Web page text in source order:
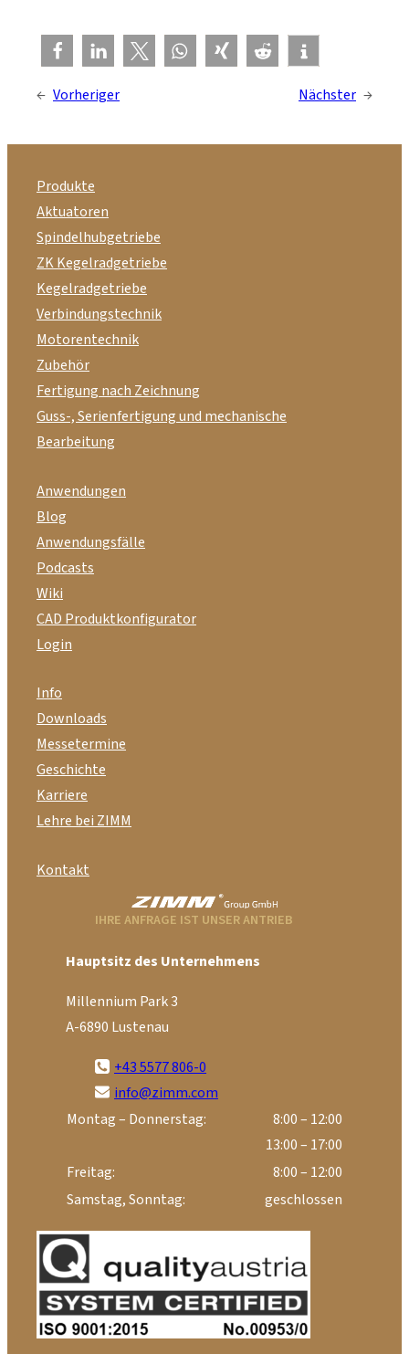
← Vorheriger Nächster →
Produkte
Aktuatoren
Spindelhubgetriebe
ZK Kegelradgetriebe
Kegelradgetriebe
Verbindungstechnik
Motorentechnik
Zubehör
Fertigung nach Zeichnung
Guss-, Serienfertigung und mechanische
Bearbeitung
Anwendungen
Blog
Anwendungsfälle
Podcasts
Wiki
CAD Produktkonfigurator
Login
Info
Downloads
Messetermine
Geschichte
Karriere
Lehre bei ZIMM
Kontakt
IHRE ANFRAGE IST UNSER ANTRIEB
Hauptsitz des Unternehmens
Millennium Park 3
A-6890 Lustenau
+43 5577 806-0
info@zimm.com
Montag – Donnerstag:
8:00 – 12:00
13:00 – 17:00
Freitag:
8:00 – 12:00
Samstag, Sonntag:
geschlossen